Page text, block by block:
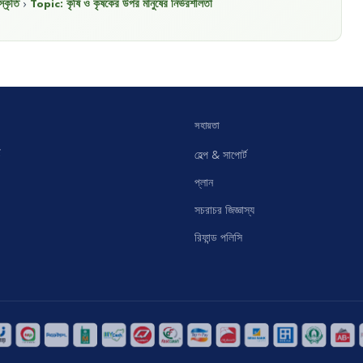
› Topic: কৃষি ও কৃষকের উপর মানুষের নির্ভরশীলতা
সহায়তা
হেল্প & সাপোর্ট
প্লান
সচরাচর জিজ্ঞাস্য
রিফান্ড পলিসি